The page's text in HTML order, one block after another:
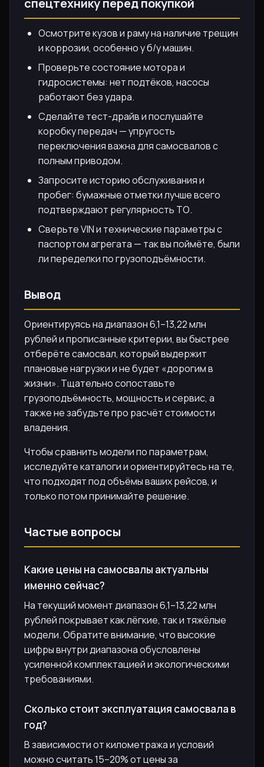
спецтехнику перед покупкой
Осмотрите кузов и раму на наличие трещин
и коррозии, особенно у б/у машин.
Проверьте состояние мотора и
гидросистемы: нет подтёков, насосы
работают без удара.
Сделайте тест-драйв и послушайте
коробку передач — упругость
переключения важна для самосвалов с
полным приводом.
Запросите историю обслуживания и
пробег: бумажные отметки лучше всего
подтверждают регулярность ТО.
Сверьте VIN и технические параметры с
паспортом агрегата — так вы поймёте, были
ли переделки по грузоподъёмности.
Вывод
Ориентируясь на диапазон 6,1–13,22 млн
рублей и прописанные критерии, вы быстрее
отберёте самосвал, который выдержит
плановые нагрузки и не будет «дорогим в
жизни». Тщательно сопоставьте
грузоподъёмность, мощность и сервис, а
также не забудьте про расчёт стоимости
владения.
Чтобы сравнить модели по параметрам,
исследуйте каталоги и ориентируйтесь на те,
что подходят под объёмы ваших рейсов, и
только потом принимайте решение.
Частые вопросы
Какие цены на самосвалы актуальны
именно сейчас?
На текущий момент диапазон 6,1–13,22 млн
рублей покрывает как лёгкие, так и тяжёлые
модели. Обратите внимание, что высокие
цифры внутри диапазона обусловлены
усиленной комплектацией и экологическими
требованиями.
Сколько стоит эксплуатация самосвала в
год?
В зависимости от километража и условий
можно считать 15–20% от цены за